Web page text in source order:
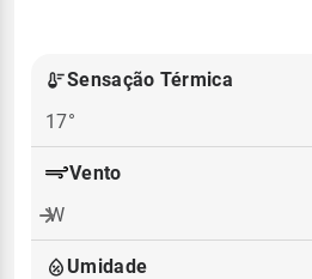
Sensação Térmica
17°
Vento
W
Umidade